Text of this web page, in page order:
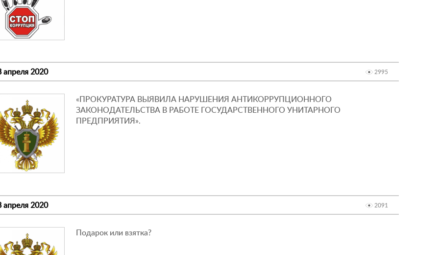
апреля 2020 2995
«ПРОКУРАТУРА ВЫЯВИЛА НАРУШЕНИЯ АНТИКОРРУПЦИОННОГО
ЗАКОНОДАТЕЛЬСТВА В РАБОТЕ ГОСУДАРСТВЕННОГО УНИТАРНОГО
ПРЕДПРИЯТИЯ».
апреля 2020 2091
Подарок или взятка?